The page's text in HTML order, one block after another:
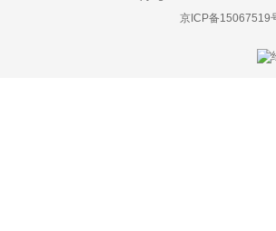
京ICP备15067519